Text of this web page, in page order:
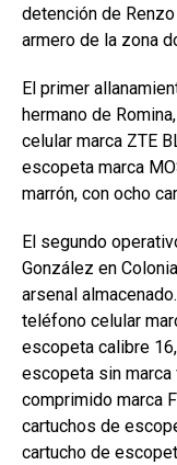
detención de Renzo
armero de la zona
El primer
hermano de
celular marca ZTE
escopeta marca
marrón, con ocho
El segundo
González en
arsenal
teléfono celular
escopeta calibre
escopeta sin marca
comprimido marca
cartuchos de
cartucho de